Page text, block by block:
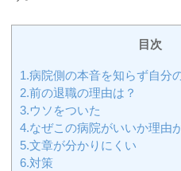
目次
1.病院側の本音を知らず自分
2.前の退職の理由は？
3.ウソをついた
4.なぜこの病院がいいか理由
5.文章が分かりにくい
6.対策